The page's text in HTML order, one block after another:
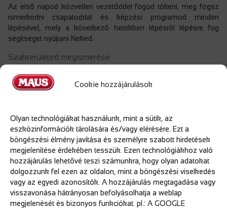
Cookie hozzájárulások
Olyan technológiákat használunk, mint a sütik, az
eszközinformációk tárolására és/vagy elérésére. Ezt a
böngészési élmény javítása és személyre szabott hirdetések
megjelenítése érdekében tesszük. Ezen technológiákhoz való
hozzájárulás lehetővé teszi számunkra, hogy olyan adatokat
dolgozzunk fel ezen az oldalon, mint a böngészési viselkedés
vagy az egyedi azonosítók. A hozzájárulás megtagadása vagy
visszavonása hátrányosan befolyásolhatja a weblap
megjelenését és bizonyos funkciókat. pl.: A GOOGLE
Az első napod közvetlen vezetőddel fogod tölteni, meg fogsz
ismerkedni csapatoddal és képzési programod minden
lépésével, mely a következő hetekben lépésről lépésre fog
segítséget nyújtani Neked.
Szakterületed megismerése
Szakterületed mentorok segítségével elméleti és gyakorlati
képzésen keresztül fogod
Egységeink megismerése
Amennyiben munkád során több társterülettel is tartanod kell
majd a kapcsolatot, akkor biztosítjuk számodra, hogy
ellátogathass egységeinkbe és megismerd munkatársainkat és
az ott végzett feladataikat.
Befejezés